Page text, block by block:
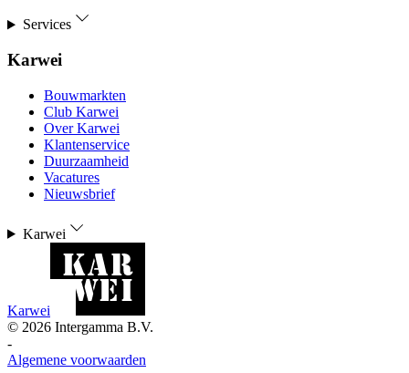
Services
Karwei
Bouwmarkten
Club Karwei
Over Karwei
Klantenservice
Duurzaamheid
Vacatures
Nieuwsbrief
Karwei
Karwei
© 2026 Intergamma B.V.
-
Algemene voorwaarden